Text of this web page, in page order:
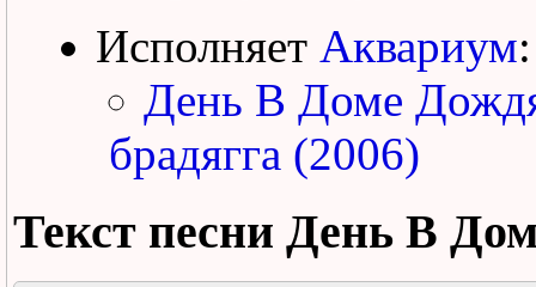
Исполняет Аквариум:
День В Доме
брадягга (2006)
Текст песни День В